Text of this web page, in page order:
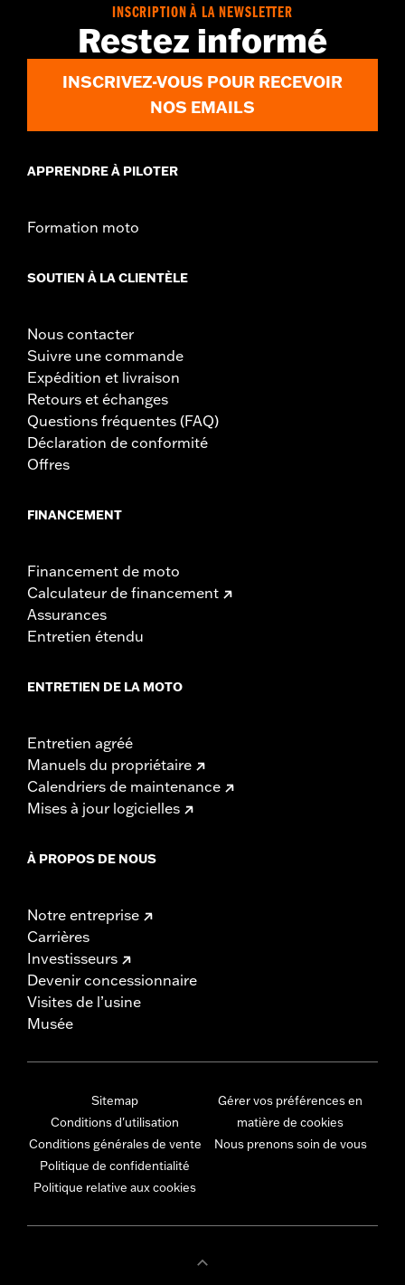
Collection ’66
Vendu à l'unité:Chaque
Dans la boîte:Trappe d’embrayage, matériel et instructions
d'installation
,,,,,,,,,,,,,,,,,,,,,,,,,,,,,,,,,,,,,,,,,,,,,,,,,,,,,,,,,,,,,,
Le retrait et l'installation de caches moteur peuvent
nécessiter l'achat de nouveaux joints. Rendez-vous chez
INSCRIPTION À LA NEWSLETTER
Restez informé
INSCRIVEZ-VOUS POUR RECEVOIR
NOS EMAILS
APPRENDRE À PILOTER
Formation moto
SOUTIEN À LA CLIENTÈLE
Nous contacter
Suivre une commande
Expédition et livraison
Retours et échanges
Questions fréquentes (FAQ)
Déclaration de conformité
Offres
FINANCEMENT
Financement de moto
Calculateur de financement
Assurances
Entretien étendu
ENTRETIEN DE LA MOTO
Entretien agréé
Manuels du propriétaire
Calendriers de maintenance
Mises à jour logicielles
À PROPOS DE NOUS
Notre entreprise
Carrières
Investisseurs
Devenir concessionnaire
Visites de l’usine
Musée
Sitemap
Conditions d'utilisation
Conditions générales de vente
Politique de confidentialité
Politique relative aux cookies
Gérer vos préférences en
matière de cookies
Nous prenons soin de vous